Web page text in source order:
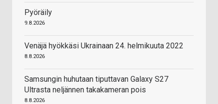
Pyöräily
9.8.2026
Venäjä hyökkäsi Ukrainaan 24. helmikuuta 2022
8.8.2026
Samsungin huhutaan tiputtavan Galaxy S27
Ultrasta neljännen takakameran pois
8.8.2026